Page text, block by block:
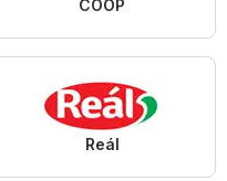
COOP
Reál